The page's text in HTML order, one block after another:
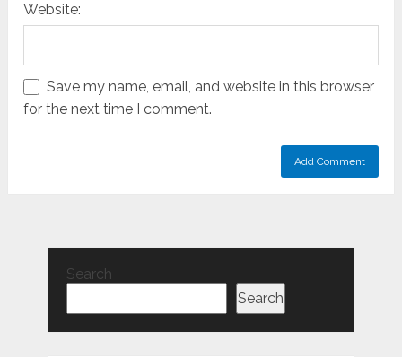
Website:
Save my name, email, and website in this browser
for the next time I comment.
Search
Search